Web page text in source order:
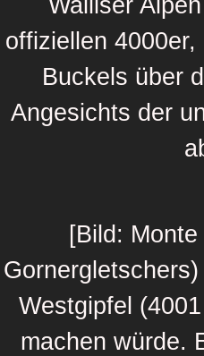
offiziellen
Buckels über
Angesichts der
[Bild:
Westgipfel
machen würde.